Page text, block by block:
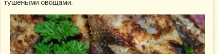
тушеными овощами.